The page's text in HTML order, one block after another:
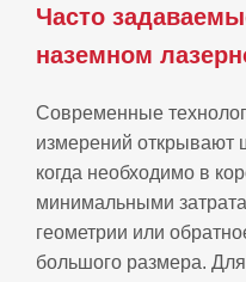
Часто
наземном
Современные
измерений открывают
когда необходимо в
минимальными
геометрии или
большого размера.